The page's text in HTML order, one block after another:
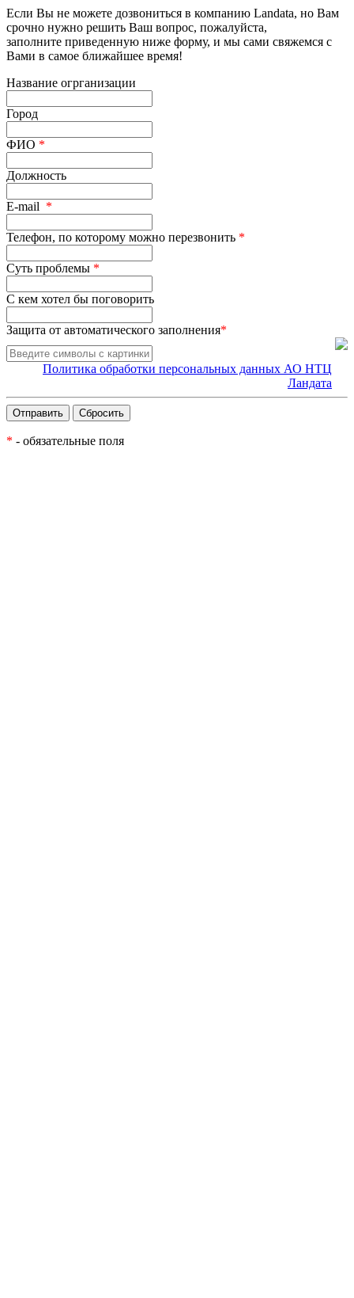
Если Вы не можете дозвониться в компанию Landata, но Вам
срочно нужно решить Ваш вопрос, пожалуйста,
заполните приведенную ниже форму, и мы сами свяжемся с
Вами в самое ближайшее время!
Название огрганизации
Город
ФИО *
Должность
E-mail *
Телефон, по которому можно перезвонить *
Суть проблемы *
С кем хотел бы поговорить
Защита от автоматического заполнения*
Политика обработки персональных данных АО НТЦ
Ландата
* - обязательные поля